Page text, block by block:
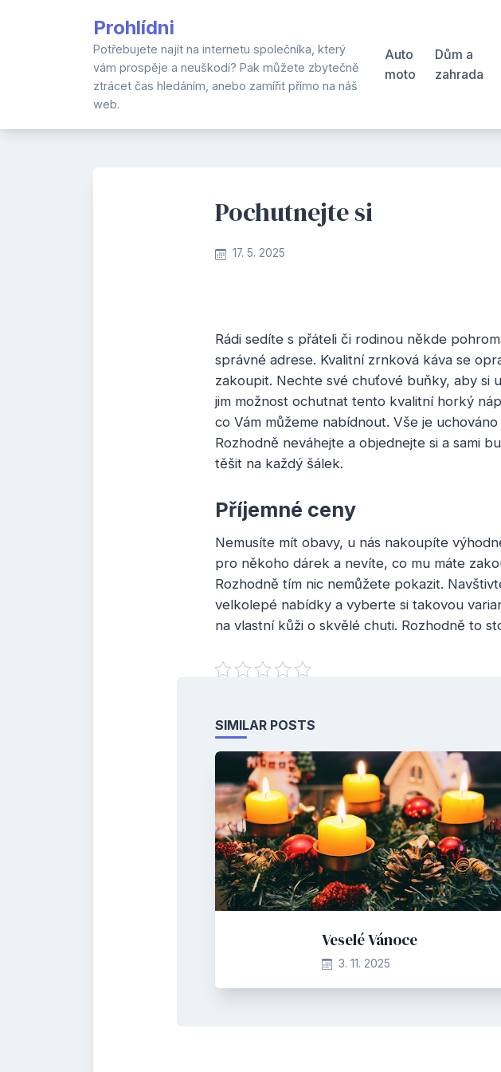
Prohlídni
Potřebujete najít na internetu společníka, který
vám prospěje a neuškodí? Pak můžete zbytečně
ztrácet čas hledáním, anebo zamířit přímo na náš
web.
Auto
moto
Dům a
zahrada
Pochutnejte si
17. 5. 2025
Rádi sedíte s přáteli či rodinou někde
správné adrese. Kvalitní zrnková káva se
zakoupit. Nechte své chuťové buňky, aby si
jim možnost ochutnat tento kvalitní horký
co Vám můžeme nabídnout. Vše je
Rozhodně neváhejte a objednejte si a sami
těšit na každý šálek.
Příjemné ceny
Nemusíte mít obavy, u nás nakoupíte
pro někoho dárek a nevíte, co mu máte
Rozhodně tím nic nemůžete pokazit.
velkolepé nabídky a vyberte si takovou
na vlastní kůži o skvělé chuti. Rozhodně to
SIMILAR POSTS
Veselé Vánoce
3. 11. 2025